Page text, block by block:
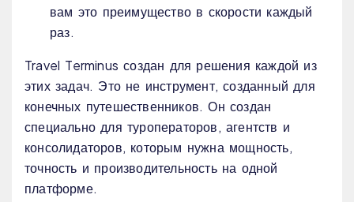
вам это преимущество в скорости каждый
раз.
Travel Terminus создан для решения каждой из
этих задач. Это не инструмент, созданный для
конечных путешественников. Он создан
специально для туроператоров, агентств и
консолидаторов, которым нужна мощность,
точность и производительность на одной
платформе.